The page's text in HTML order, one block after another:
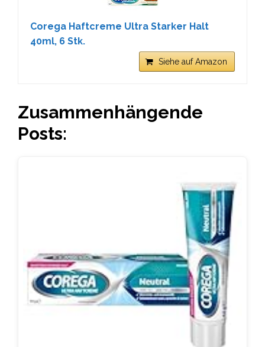
Corega Haftcreme Ultra Starker Halt
40ml, 6 Stk.
Siehe auf Amazon
Zusammenhängende
Posts: